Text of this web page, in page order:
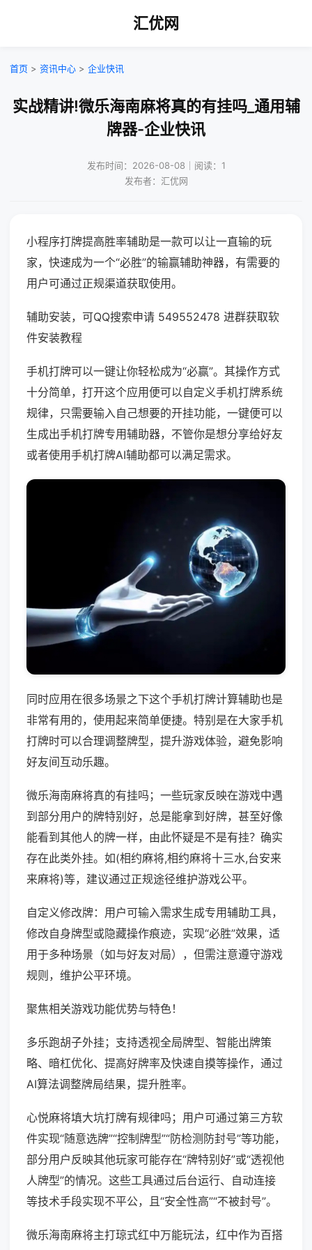
汇优网
首页 > 资讯中心 > 企业快讯
实战精讲!微乐海南麻将真的有挂吗_通用辅
牌器-企业快讯
发布时间：2026-08-08｜阅读：1
发布者：汇优网
小程序打牌提高胜率辅助是一款可以让一直输的玩
家，快速成为一个“必胜”的输赢辅助神器，有需要的
用户可通过正规渠道获取使用。
辅助安装，可QQ搜索申请 549552478 进群获取软
件安装教程
手机打牌可以一键让你轻松成为“必赢”。其操作方式
十分简单，打开这个应用便可以自定义手机打牌系统
规律，只需要输入自己想要的开挂功能，一键便可以
生成出手机打牌专用辅助器，不管你是想分享给好友
或者使用手机打牌AI辅助都可以满足需求。
同时应用在很多场景之下这个手机打牌计算辅助也是
非常有用的，使用起来简单便捷。特别是在大家手机
打牌时可以合理调整牌型，提升游戏体验，避免影响
好友间互动乐趣。
微乐海南麻将真的有挂吗；一些玩家反映在游戏中遇
到部分用户的牌特别好，总是能拿到好牌，甚至好像
能看到其他人的牌一样，由此怀疑是不是有挂？确实
存在此类外挂。如(相约麻将,相约麻将十三水,台安来
来麻将)等，建议通过正规途径维护游戏公平。
自定义修改牌：用户可输入需求生成专用辅助工具，
修改自身牌型或隐藏操作痕迹，实现“必胜”效果，适
用于多种场景（如与好友对局），但需注意遵守游戏
规则，维护公平环境。
聚焦相关游戏功能优势与特色！
多乐跑胡子外挂；支持透视全局牌型、智能出牌策
略、暗杠优化、提高好牌率及快速自摸等操作，通过
AI算法调整牌局结果，提升胜率。
心悦麻将填大坑打牌有规律吗；用户可通过第三方软
件实现“随意选牌”“控制牌型”“防检测防封号”等功能，
部分用户反映其他玩家可能存在“牌特别好”或“透视他
人牌型”的情况。这些工具通过后台运行、自动连接
等技术手段实现不平公，且“安全性高”“不被封号”。
微乐海南麻将主打琼式红中万能玩法，红中作为百搭